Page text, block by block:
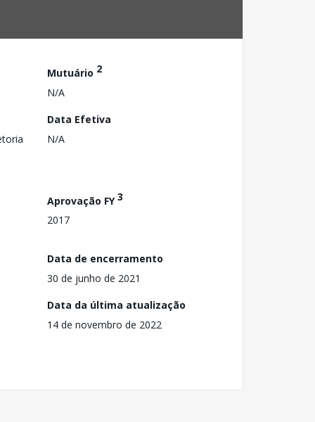
Mutuário 2
N/A
Data Efetiva
N/A
Aprovação FY3
2017
Data de encerramento
30 de junho de 2021
Data da última atualização
14 de novembro de 2022